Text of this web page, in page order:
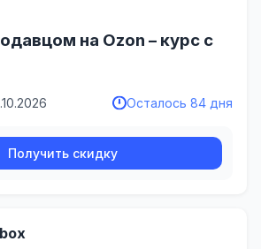
на Ozon – курс с
Осталось 84 дня
Получить скидку